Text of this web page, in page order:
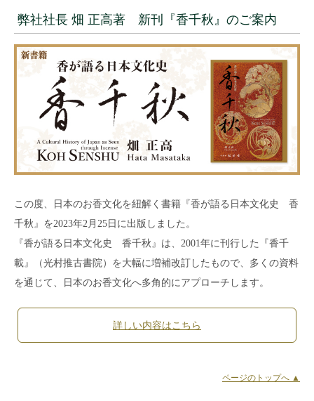
弊社社長 畑 正高著 新刊『香千秋』のご案内
この度、日本のお香文化を紐解く書籍『香が語る日本文化史 香
千秋』を2023年2月25日に出版しました。
『香が語る日本文化史 香千秋』は、2001年に刊行した『香千
載』（光村推古書院）を大幅に増補改訂したもので、多くの資料
を通じて、日本のお香文化へ多角的にアプローチします。
詳しい内容はこちら
ページのトップへ ▲